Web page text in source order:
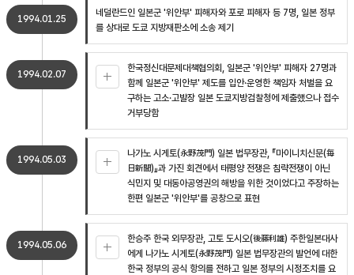
1994.01.25
네덜란드인 일본군 '위안부' 피해자와 포로 피해자 등 7명, 일본 정부
를 상대로 도쿄 지방재판소에 소송 제기
1994.02.07
한국정신대문제대책협의회, 일본군 '위안부' 피해자 27명과
함께 일본군 '위안부' 제도를 입안·운영한 책임자 처벌을 요
구하는 고소·고발장 일본 도쿄지방검찰청에 제출했으나 접수
거부당함
1994.05.03
나가노 시게토(永野茂門) 일본 법무장관, 『마이니치신문(毎
日新聞)』과 가진 회견에서 태평양 전쟁은 침략전쟁이 아닌
식민지 및 대동아공영권의 해방을 위한 것이었다고 주장하는
한편 일본군 '위안부'를 공창으로 표현
1994.05.06
한승주 한국 외무장관, 고토 도시오(後藤利雄) 주한일본대사
에게 나가노 시게토(永野茂門) 일본 법무장관의 발언에 대한
한국 정부의 공식 항의를 전하고 일본 정부의 시정조치를 요